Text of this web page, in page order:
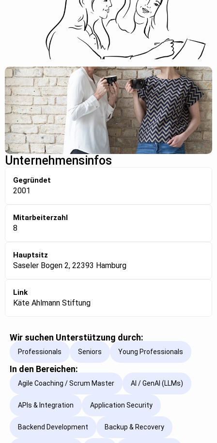
Unternehmensinfos
Gegründet
2001
Mitarbeiterzahl
8
Hauptsitz
Saseler Bogen 2, 22393 Hamburg
Link
Käte Ahlmann Stiftung
Wir suchen Unterstützung durch:
Professionals Seniors Young Professionals
In den Bereichen:
Agile Coaching / Scrum Master AI / GenAI (LLMs)
APIs & Integration Application Security
Backend Development Backup & Recovery